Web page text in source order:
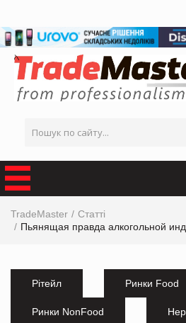
TradeMaster
Статті
Пьянящая правда алкогольной
Рітейл Ринки Food
Ринки NonFood